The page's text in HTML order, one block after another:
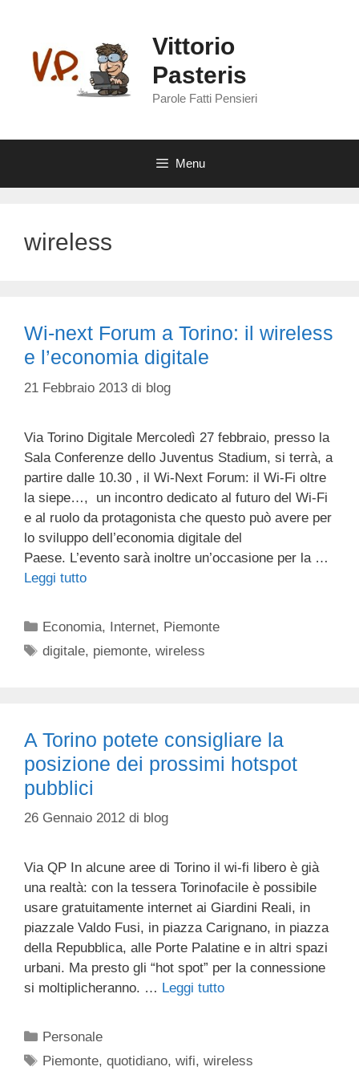
contenuto
Vittorio
Pasteris
Parole Fatti Pensieri
Menu
wireless
Wi-next Forum a Torino: il wireless
e l’economia digitale
21 Febbraio 2013 di blog
Via Torino Digitale Mercoledì 27 febbraio, presso la
Sala Conferenze dello Juventus Stadium, si terrà, a
partire dalle 10.30 , il Wi-Next Forum: il Wi-Fi oltre
la siepe…, un incontro dedicato al futuro del Wi-Fi
e al ruolo da protagonista che questo può avere per
lo sviluppo dell’economia digitale del
Paese. L’evento sarà inoltre un’occasione per la …
Leggi tutto
Categorie
Economia, Internet, Piemonte
Tag
digitale, piemonte,wireless
A Torino potete consigliare la
posizione dei prossimi hotspot
pubblici
26 Gennaio 2012 di blog
Via QP In alcune aree di Torino il wi-fi libero è già
una realtà: con la tessera Torinofacile è possibile
usare gratuitamente internet ai Giardini Reali, in
piazzale Valdo Fusi, in piazza Carignano, in piazza
della Repubblica, alle Porte Palatine e in altri spazi
urbani. Ma presto gli “hot spot” per la connessione
si moltiplicheranno. … Leggi tutto
Categorie
Personale
Tag
Piemonte,quotidiano,wifi,wireless